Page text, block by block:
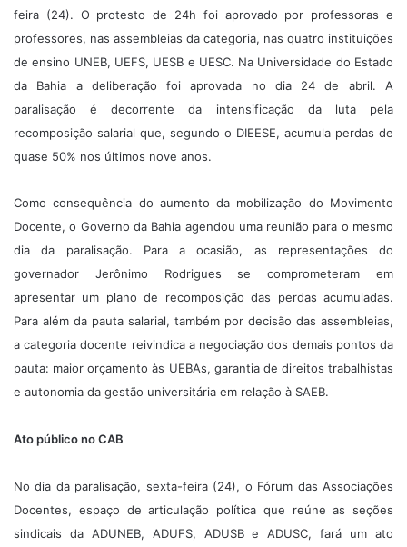
feira (24). O protesto de 24h foi aprovado por professoras e
professores, nas assembleias da categoria, nas quatro instituições
de ensino UNEB, UEFS, UESB e UESC. Na Universidade do Estado
da Bahia a deliberação foi aprovada no dia 24 de abril. A
paralisação é decorrente da intensificação da luta pela
recomposição salarial que, segundo o DIEESE, acumula perdas de
quase 50% nos últimos nove anos.
Como consequência do aumento da mobilização do Movimento
Docente, o Governo da Bahia agendou uma reunião para o mesmo
dia da paralisação. Para a ocasião, as representações do
governador Jerônimo Rodrigues se comprometeram em
apresentar um plano de recomposição das perdas acumuladas.
Para além da pauta salarial, também por decisão das assembleias,
a categoria docente reivindica a negociação dos demais pontos da
pauta: maior orçamento às UEBAs, garantia de direitos trabalhistas
e autonomia da gestão universitária em relação à SAEB.
Ato público no CAB
No dia da paralisação, sexta-feira (24), o Fórum das Associações
Docentes, espaço de articulação política que reúne as seções
sindicais da ADUNEB, ADUFS, ADUSB e ADUSC, fará um ato